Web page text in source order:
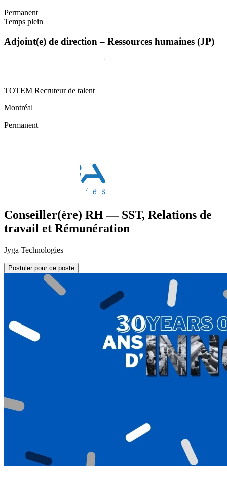
Permanent
Temps plein
Adjoint(e) de direction – Ressources humaines (JP)
TOTEM Recruteur de talent
Montréal
Permanent
Conseiller(ère) RH — SST, Relations de
travail et Rémunération
Jyga Technologies
Postuler pour ce poste